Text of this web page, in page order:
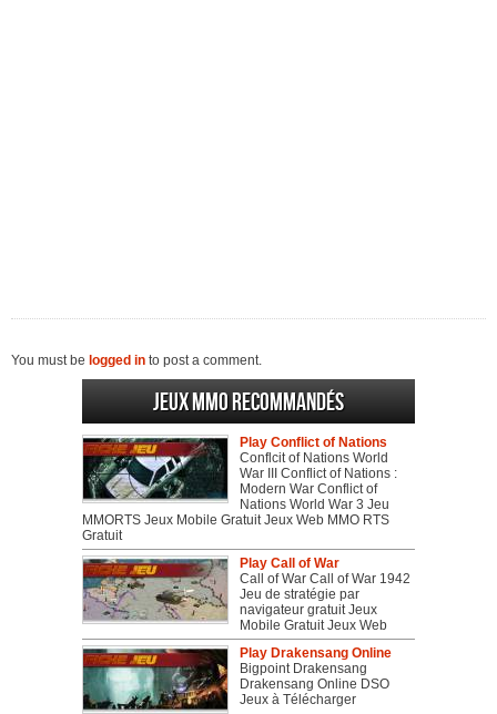
You must be logged in to post a comment.
Jeux MMO recommandés
Play Conflict of Nations
Conflcit of Nations World
War III Conflict of Nations :
Modern War Conflict of
Nations World War 3 Jeu
MMORTS Jeux Mobile Gratuit Jeux Web MMO RTS
Gratuit
Play Call of War
Call of War Call of War 1942
Jeu de stratégie par
navigateur gratuit Jeux
Mobile Gratuit Jeux Web
Play Drakensang Online
Bigpoint Drakensang
Drakensang Online DSO
Jeux à Télécharger